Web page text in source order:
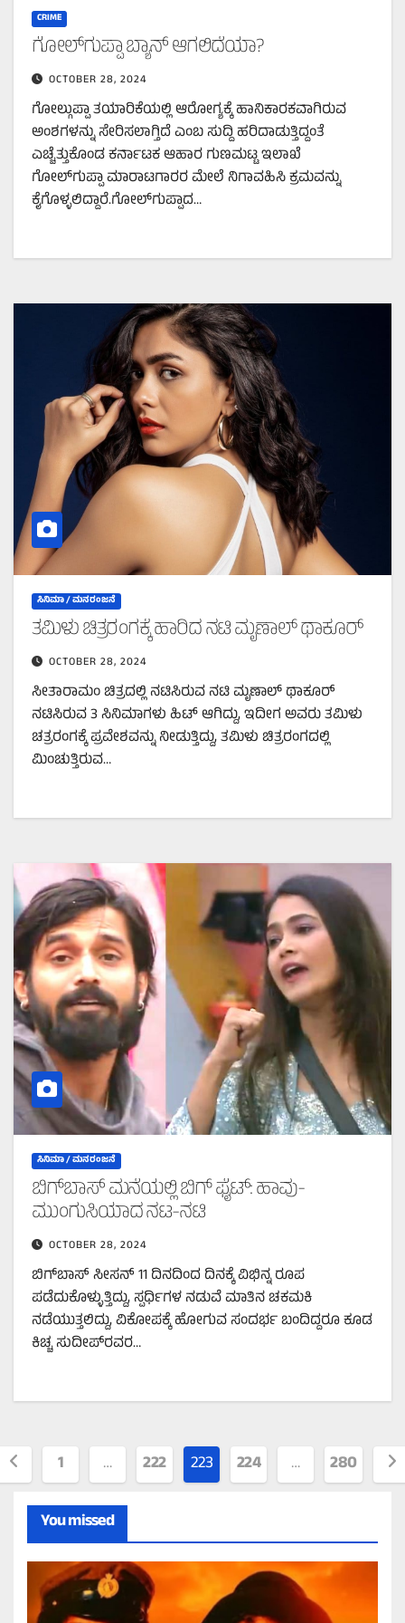
CRIME
ಗೋಲ್‌ಗುಪ್ಪಾ ಬ್ಯಾನ್‌ ಆಗಲಿದೆಯಾ?
OCTOBER 28, 2024
ಗೋಲ್ಗುಪ್ಪಾ ತಯಾರಿಕೆಯಲ್ಲಿ ಆರೋಗ್ಯಕ್ಕೆ ಹಾನಿಕಾರಕವಾಗಿರುವ
ಅಂಶಗಳನ್ನು ಸೇರಿಸಲಾಗ್ತಿದೆ ಎಂಬ ಸುದ್ದಿ ಹರಿದಾಡುತ್ತಿದ್ದಂತೆ
ಎಚ್ಚೆತ್ತುಕೊಂಡ ಕರ್ನಾಟಕ ಆಹಾರ ಗುಣಮಟ್ಟ ಇಲಾಖೆ
ಗೋಲ್‌ಗುಪ್ಪಾ ಮಾರಾಟಗಾರರ ಮೇಲೆ ನಿಗಾವಹಿಸಿ ಕ್ರಮವನ್ನು
ಕೈಗೊಳ್ಳಲಿದ್ದಾರೆ.ಗೋಲ್‌ಗುಪ್ಪಾದ…
ಸಿನಿಮಾ / ಮನರಂಜನೆ
ತಮಿಳು ಚಿತ್ರರಂಗಕ್ಕೆ ಹಾರಿದ ನಟಿ ಮೃಣಾಲ್‌ ಥಾಕೂರ್‌
OCTOBER 28, 2024
ಸೀತಾರಾಮಂ ಚಿತ್ರದಲ್ಲಿ ನಟಿಸಿರುವ ನಟಿ ಮೃಣಾಲ್‌ ಥಾಕೂರ್‌
ನಟಿಸಿರುವ 3 ಸಿನಿಮಾಗಳು ಹಿಟ್‌ ಆಗಿದ್ದು, ಇದೀಗ ಅವರು ತಮಿಳು
ಚತ್ರರಂಗಕ್ಕೆ ಪ್ರವೇಶವನ್ನು ನೀಡುತ್ತಿದ್ದು, ತಮಿಳು ಚಿತ್ರರಂಗದಲ್ಲಿ
ಮಿಂಚುತ್ತಿರುವ…
ಸಿನಿಮಾ / ಮನರಂಜನೆ
ಬಿಗ್‌ಬಾಸ್‌ ಮನೆಯಲ್ಲಿ ಬಿಗ್‌ ಫೈಟ್:‌ ಹಾವು-
ಮುಂಗುಸಿಯಾದ ನಟ-ನಟಿ
OCTOBER 28, 2024
ಬಿಗ್‌ಬಾಸ್‌ ಸೀಸನ್‌ 11 ದಿನದಿಂದ ದಿನಕ್ಕೆ ವಿಭಿನ್ನ ರೂಪ
ಪಡೆದುಕೊಳ್ಳುತ್ತಿದ್ದು, ಸ್ಪರ್ಧಿಗಳ ನಡುವೆ ಮಾತಿನ ಚಕಮಕಿ
ನಡೆಯುತ್ತಲಿದ್ದು, ವಿಕೋಪಕ್ಕೆ ಹೋಗುವ ಸಂದರ್ಭ ಬಂದಿದ್ದರೂ ಕೂಡ
ಕಿಚ್ಚ ಸುದೀಪ್‌ರವರ…
1 … 222 223 224 … 280
You missed